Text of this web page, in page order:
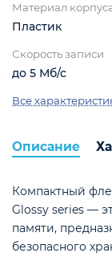
Материал
Пластик
Скорость записи
до 5 Мб/с
Все
Описание
Компактный
Glossy series —
памяти,
безопасного